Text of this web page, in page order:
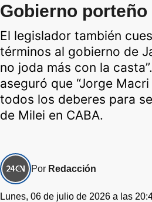
Gobierno porteño
El legislador también
términos al gobierno de
no joda más con la
aseguró que “Jorge
todos los deberes para
de Milei en CABA.
Por Redacción
Lunes, 06 de julio de 2026 a las